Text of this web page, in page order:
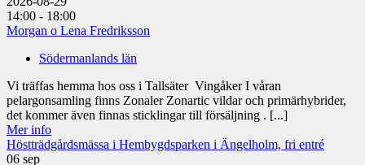
14:00 - 18:00
Morgan o Lena Fredriksson
Södermanlands län
Vi träffas hemma hos oss i Tallsäter Vingåker I våran
pelargonsamling finns Zonaler Zonartic vildar och primärhybrider,
det kommer även finnas sticklingar till försäljning . [...]
Mer info
Höstträdgårdsmässa i Hembygdsparken i Ängelholm, fri entré
06 sep